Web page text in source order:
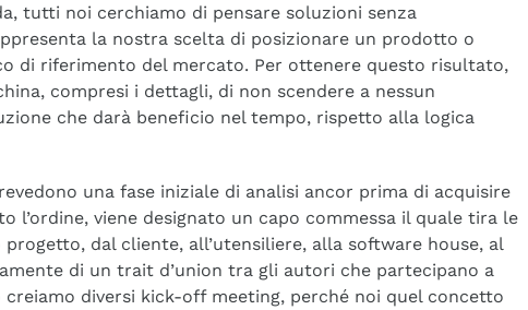
tutti noi cerchiamo di pensare soluzioni senza
la nostra scelta di posizionare un prodotto o
di riferimento del mercato. Per ottenere questo risultato,
compresi i dettagli, di non scendere a nessun
che darà beneficio nel tempo, rispetto alla logica
una fase iniziale di analisi ancor prima di acquisire
l’ordine, viene designato un capo commessa il quale tira le
dal cliente, all’utensiliere, alla software house, al
di un trait d’union tra gli autori che partecipano a
diversi kick-off meeting, perché noi quel concetto